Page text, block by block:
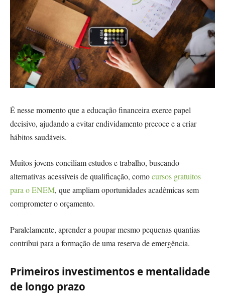
É nesse momento que a educação financeira exerce papel
decisivo, ajudando a evitar endividamento precoce e a criar
hábitos saudáveis.
Muitos jovens conciliam estudos e trabalho, buscando
alternativas acessíveis de qualificação, comocursos gratuitos
para o ENEM, que ampliam oportunidades acadêmicas sem
comprometer o orçamento.
Paralelamente, aprender a poupar mesmo pequenas quantias
contribui para a formação de uma reserva de emergência.
Primeiros investimentos e mentalidade
de longo prazo